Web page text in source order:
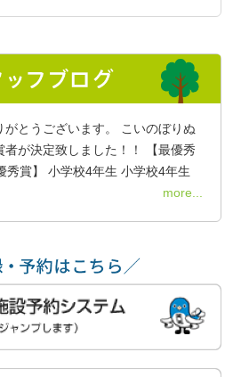
がとうございます。 こいのぼりぬ
者が決定致しました！！ 【最優秀
秀賞】 小学校4年生 小学校4年生
more...